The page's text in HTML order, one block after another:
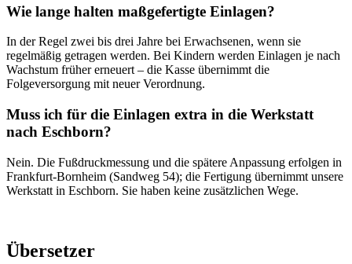
Wie lange halten maßgefertigte Einlagen?
In der Regel zwei bis drei Jahre bei Erwachsenen, wenn sie
regelmäßig getragen werden. Bei Kindern werden Einlagen je nach
Wachstum früher erneuert – die Kasse übernimmt die
Folgeversorgung mit neuer Verordnung.
Muss ich für die Einlagen extra in die Werkstatt
nach Eschborn?
Nein. Die Fußdruckmessung und die spätere Anpassung erfolgen in
Frankfurt-Bornheim (Sandweg 54); die Fertigung übernimmt unsere
Werkstatt in Eschborn. Sie haben keine zusätzlichen Wege.
Übersetzer